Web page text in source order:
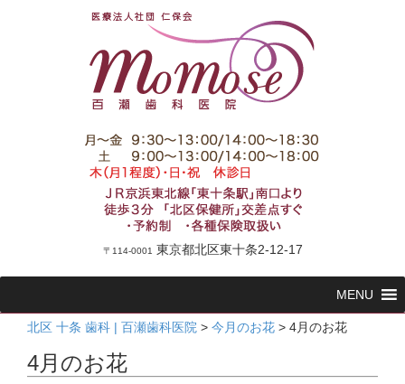
〒114-0001 東京都北区東十条2-12-17
テ
へ
MENU
北区 十条 歯科 | 百瀬歯科医院 > 今月のお花 > 4月のお花
4月のお花